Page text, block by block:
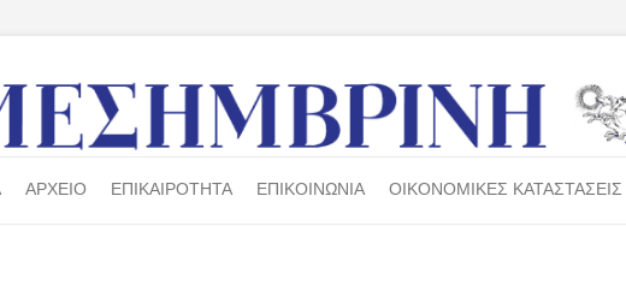
ΑΡΧΕΙΟ ΕΠΙΚΑΙΡΟΤΗΤΑ ΕΠΙΚΟΙΝΩΝΙΑ ΟΙΚΟΝΟΜΙΚΕΣ ΚΑΤΑΣΤΑΣΕΙΣ